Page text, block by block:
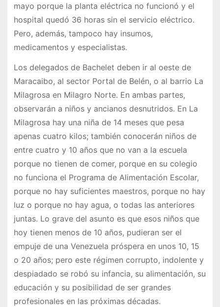
mayo porque la planta eléctrica no funcionó y el
hospital quedó 36 horas sin el servicio eléctrico.
Pero, además, tampoco hay insumos,
medicamentos y especialistas.
Los delegados de Bachelet deben ir al oeste de
Maracaibo, al sector Portal de Belén, o al barrio La
Milagrosa en Milagro Norte. En ambas partes,
observarán a niños y ancianos desnutridos. En La
Milagrosa hay una niña de 14 meses que pesa
apenas cuatro kilos; también conocerán niños de
entre cuatro y 10 años que no van a la escuela
porque no tienen de comer, porque en su colegio
no funciona el Programa de Alimentación Escolar,
porque no hay suficientes maestros, porque no hay
luz o porque no hay agua, o todas las anteriores
juntas. Lo grave del asunto es que esos niños que
hoy tienen menos de 10 años, pudieran ser el
empuje de una Venezuela próspera en unos 10, 15
o 20 años; pero este régimen corrupto, indolente y
despiadado se robó su infancia, su alimentación, su
educación y su posibilidad de ser grandes
profesionales en las próximas décadas.